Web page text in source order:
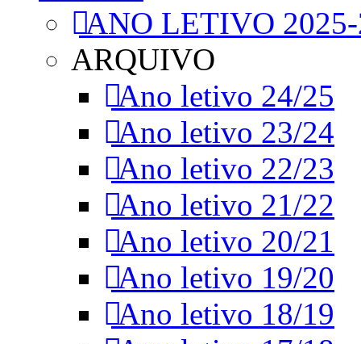
ANO LETIVO
ARQUIVO
Ano letivo 24/25
Ano letivo 23/24
Ano letivo 22/23
Ano letivo 21/22
Ano letivo 20/21
Ano letivo 19/20
Ano letivo 18/19